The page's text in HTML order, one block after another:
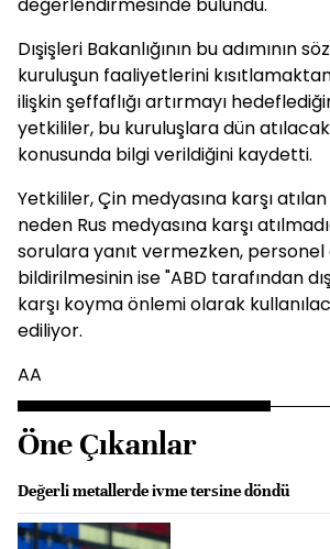
Dışişleri Bakanlığının bu adımının
kuruluşun faaliyetlerini
ilişkin şeffaflığı artırmayı
yetkililer, bu kuruluşlara dün
konusunda bilgi verildiğini kaydetti.
Yetkililer, Çin medyasına karşı
neden Rus medyasına karşı
sorulara yanıt vermezken, personel
bildirilmesinin ise "ABD tarafından
karşı koyma önlemi olarak
ediliyor.
AA
Öne Çıkanlar
Değerli metallerde ivme tersine döndü